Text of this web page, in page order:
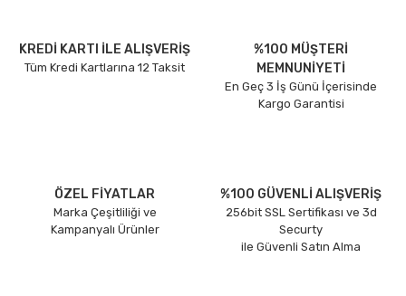
KREDİ KARTI İLE ALIŞVERİŞ
Tüm Kredi Kartlarına 12 Taksit
%100 MÜŞTERİ
MEMNUNİYETİ
En Geç 3 İş Günü İçerisinde
Kargo Garantisi
ÖZEL FİYATLAR
Marka Çeşitliliği ve
Kampanyalı Ürünler
%100 GÜVENLİ ALIŞVERİŞ
256bit SSL Sertifikası ve 3d
Securty
ile Güvenli Satın Alma